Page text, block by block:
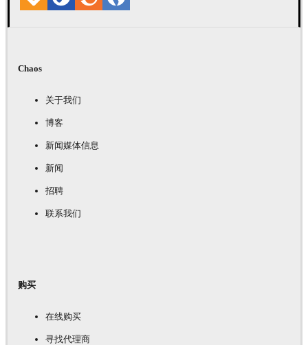
Chaos
关于我们
博客
新闻媒体信息
新闻
招聘
联系我们
购买
在线购买
寻找代理商